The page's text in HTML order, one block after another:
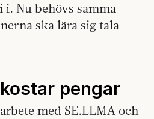
Nu behövs samma
ska lära sig tala
pengar
med SE.LLMA och